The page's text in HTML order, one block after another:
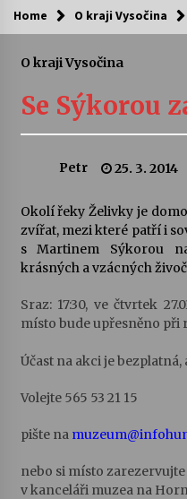
Kam za
4. 8. 2026
Vernisáž
kapkou
Veselí
30. 7.
Pozvánka
28. 7.
Letní
28. 7.
Home O kraji Vysočina
O kraji Vysočina
Se Sýkorou
Petr 25. 3. 2014
Okolí řeky Želivky je
zvířat, mezi které patří i
s Martinem Sýkorou
krásných a vzácných
Sraz: 17:30, ve čtvrtek
místo bude upřesněno při
Účast na akci je
Volejte 565 53 21 15
pište na
nebo si místo
v kanceláři muzea na